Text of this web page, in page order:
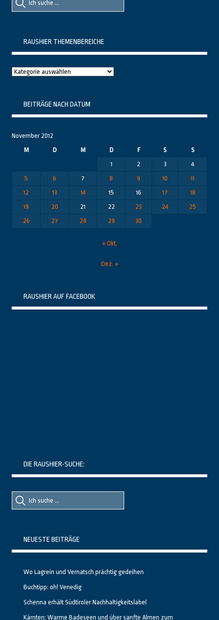
nach::
nach:
RAUSHIER THEMENBEREICHE
Raushier
BEITRÄGE NACH DATUM
November 2012
M
D M D F S
S
1
2 3
4
5
6 7 8 9 10
11
12
13 14 15 16 17
18
19
20 21 22 23 24
25
26
27 28 29 30
« Okt.
Dez. »
RAUSHIER AUF FACEBOOK
DIE RAUSHIER-SUCHE:
Suche
nach::
Suche
nach:
NEUESTE BEITRÄGE
Wo Lagrein und Vernatsch prächtig gedeihen
Buchtipp: oh! Venedig
Schenna erhält Südtiroler Nachhaltigkeitslabel
Kärnten: Warme Badeseen und über sanfte Almen zum